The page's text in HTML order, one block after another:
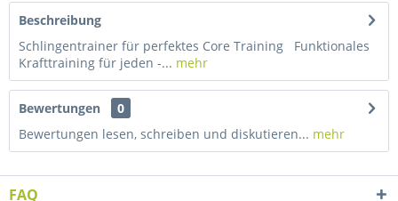
Beschreibung
Schlingentrainer für perfektes Core Training Funktionales
Krafttraining für jeden -... mehr
Bewertungen
0
Bewertungen lesen, schreiben und diskutieren... mehr
FAQ